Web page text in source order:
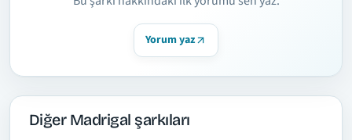
Yorum yaz
Diğer Madrigal şarkıları